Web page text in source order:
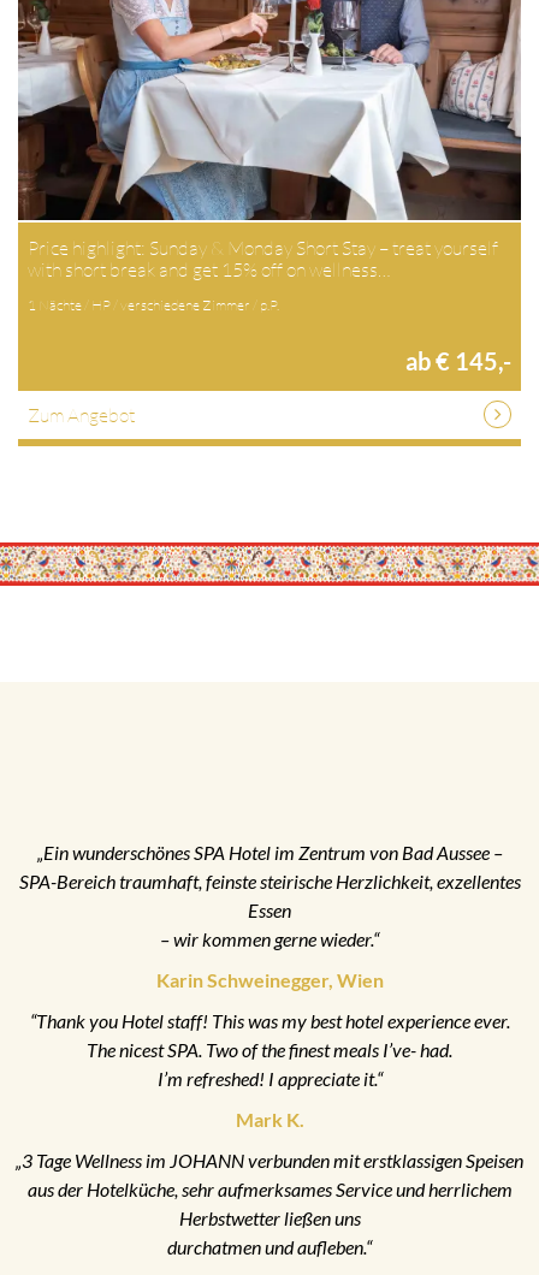
Price highlight: Sunday & Monday Short Stay – treat yourself
with short break and get 15% off on wellness…
1 Nächte / HP / verschiedene Zimmer / p.P.
ab € 145,-
Zum Angebot
„Ein wunderschönes SPA Hotel im Zentrum von Bad Aussee –
SPA-Bereich traumhaft, feinste steirische Herzlichkeit, exzellentes
Essen
– wir kommen gerne wieder.“
Karin Schweinegger, Wien
“Thank you Hotel staff! This was my best hotel experience ever.
The nicest SPA. Two of the finest meals I’ve- had.
I’m refreshed! I appreciate it.“
Mark K.
„3 Tage Wellness im JOHANN verbunden mit erstklassigen Speisen
aus der Hotelküche, sehr aufmerksames Service und herrlichem
Herbstwetter ließen uns
durchatmen und aufleben.“